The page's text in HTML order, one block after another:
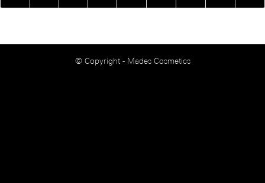
© Copyright - Mades Cosmetics